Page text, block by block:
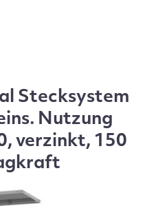
Stecksystem
Nutzung
verzinkt, 150